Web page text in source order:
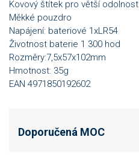
Kovový štítek pro větší odolnost
Měkké pouzdro
Napájení: bateriové 1xLR54
Životnost baterie 1 300 hod
Rozměry:7,5x57x102mm
Hmotnost: 35g
EAN 4971850192602
Doporučená MOC